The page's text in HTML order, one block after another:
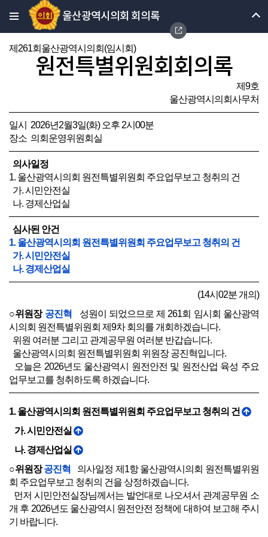
울산광역시의회 회의록
제261회울산광역시의회(임시회)
원전특별위원회회의록
제9호
울산광역시의회사무처
일시 2026년2월3일(화) 오후 2시00분
장소 의회운영위원회실
의사일정
1. 울산광역시의회 원전특별위원회 주요업무보고 청취의 건
가. 시민안전실
나. 경제산업실
심사된 안건
1. 울산광역시의회 원전특별위원회 주요업무보고 청취의 건
가. 시민안전실
나. 경제산업실
(14시02분 개의)
○위원장 공진혁 성원이 되었으므로 제 261회 임시회 울산광역
시의회 원전특별위원회 제9차 회의를 개회하겠습니다.
위원 여러분 그리고 관계공무원 여러분 반갑습니다.
울산광역시의회 원전특별위원회 위원장 공진혁입니다.
오늘은 2026년도 울산광역시 원전안전 및 원전산업 육성 주요
업무보고를 청취하도록 하겠습니다.
1. 울산광역시의회 원전특별위원회 주요업무보고 청취의 건
가. 시민안전실
나. 경제산업실
○위원장공진혁
의사일정 제1항 울산광역시의회 원전특별위원
회 주요업무보고 청취의 건을 상정하겠습니다.
먼저 시민안전실장님께서는 발언대로 나오셔서 관계공무원 소
개 후 2026년도 울산광역시 원전안전 정책에 대하여 보고해 주시
기 바랍니다.